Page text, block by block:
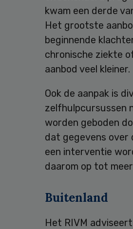
kwam een derde
Het grootste
beginnende
chronische ziekte
aanbod veel kleiner.
Ook de aanpak is
zelfhulpcursussen
worden geboden
dat gegevens
een interventie
daarom op tot
Buitenland
Het RIVM